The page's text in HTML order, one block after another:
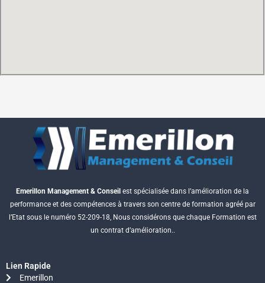
Emerillon Management & Conseil est spécialisée dans l’amélioration de la
performance et des compétences à travers son centre de formation agréé par
l’Etat sous le numéro 52-209-18, Nous considérons que chaque Formation est
un contrat d’amélioration..
Lien Rapide
Emerillon